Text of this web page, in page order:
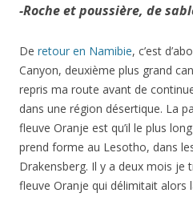
-Roche et poussière, de
De retour en Namibie, c’est
Canyon, deuxième plus grand
repris ma route avant de
dans une région désertique. La
fleuve Oranje est qu’il le plus
prend forme au Lesotho, dans
Drakensberg. Il y a deux mois je
fleuve Oranje qui délimitait alors